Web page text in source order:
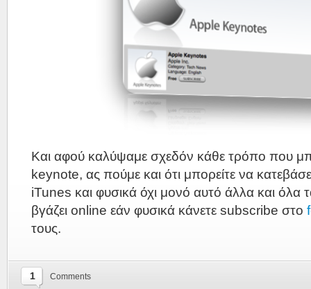
Και αφού καλύψαμε σχεδόν κάθε τρόπο που
keynote, ας πούμε και ότι μπορείτε να
iTunes και φυσικά όχι μονό αυτό άλλα και
βγάζει online εάν φυσικά κάνετε subscribe στο
τους.
1 Comments